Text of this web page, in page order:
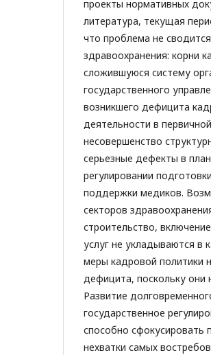
проекты нормативных
литература, текущая
что проблема не
здравоохранения: корни
сложившуюся систему
государственного
возникшего дефицита
деятельности в
несовершенство
серьезные дефекты в
регулировании
поддержки медиков.
секторов
строительство,
услуг не укладываются в
меры кадровой политики
дефицита, поскольку они
Развитие
государственное
способно сфокусировать
нехватки самых